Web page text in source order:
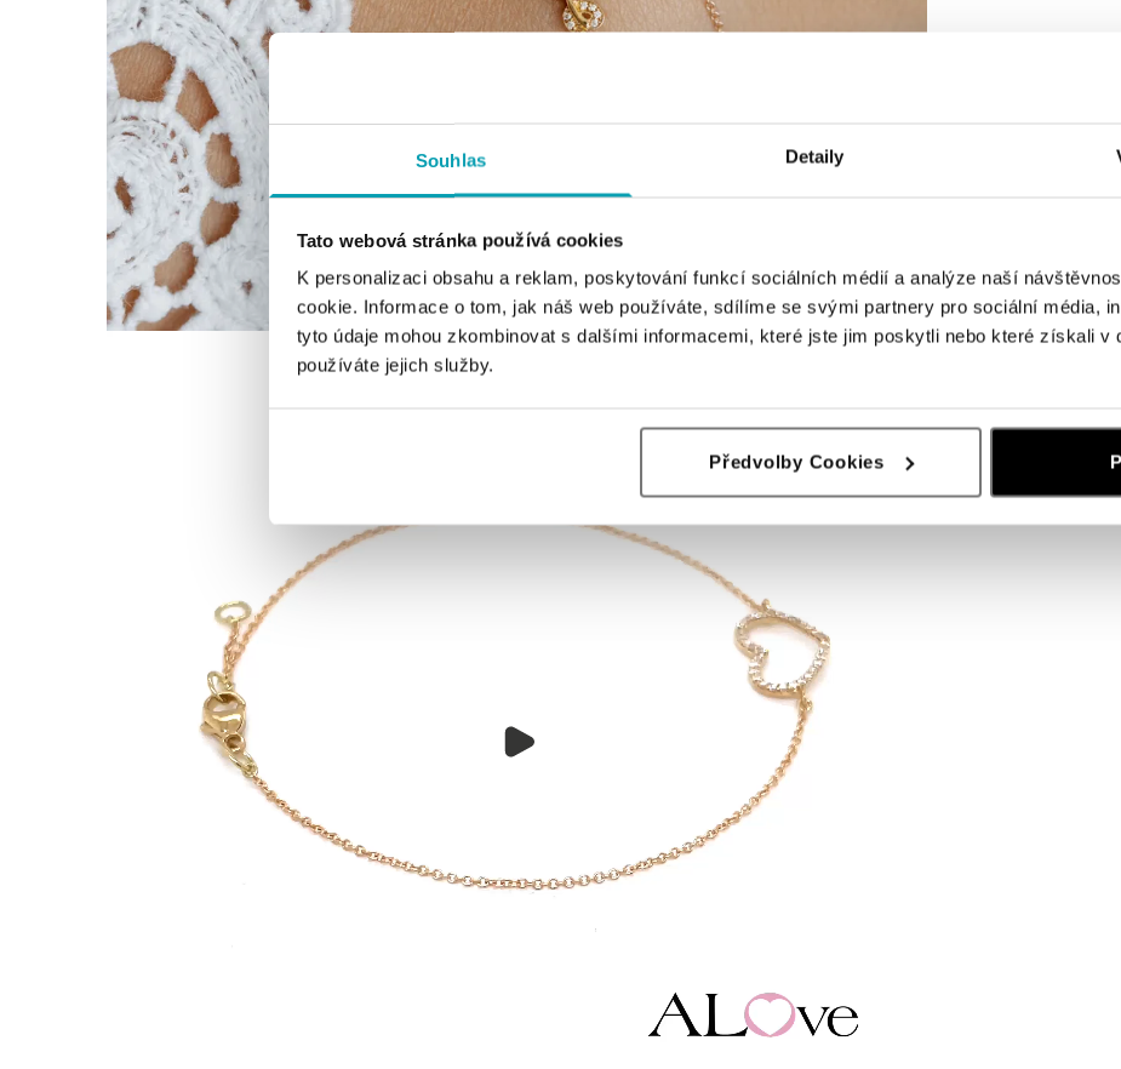
Souhlas Detaily
Tato webová stránka používá cookies
K personalizaci obsahu a reklam, poskytování funkcí sociálních médií a analýze naší
cookie. Informace o tom, jak náš web používáte, sdílíme se svými partnery pro sociální média,
tyto údaje mohou zkombinovat s dalšími informacemi, které jste jim poskytli nebo které získali v
používáte jejich služby.
Předvolby Cookies